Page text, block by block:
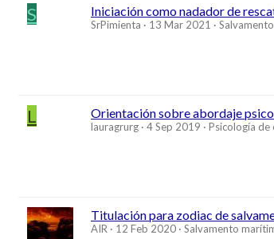
S Iniciación como nadador de
SrPimienta 13 Mar 2021
L Orientación sobre abordaje
lauragrurg 4 Sep 2019 Psicología de
Titulación para zodiac de
AIR 12 Feb 2020 Salvamento